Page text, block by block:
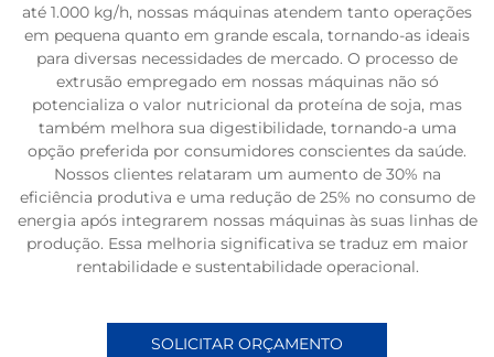
até 1.000 kg/h, nossas máquinas atendem tanto operações
em pequena quanto em grande escala, tornando-as ideais
para diversas necessidades de mercado. O processo de
extrusão empregado em nossas máquinas não só
potencializa o valor nutricional da proteína de soja, mas
também melhora sua digestibilidade, tornando-a uma
opção preferida por consumidores conscientes da saúde.
Nossos clientes relataram um aumento de 30% na
eficiência produtiva e uma redução de 25% no consumo de
energia após integrarem nossas máquinas às suas linhas de
produção. Essa melhoria significativa se traduz em maior
rentabilidade e sustentabilidade operacional.
SOLICITAR ORÇAMENTO